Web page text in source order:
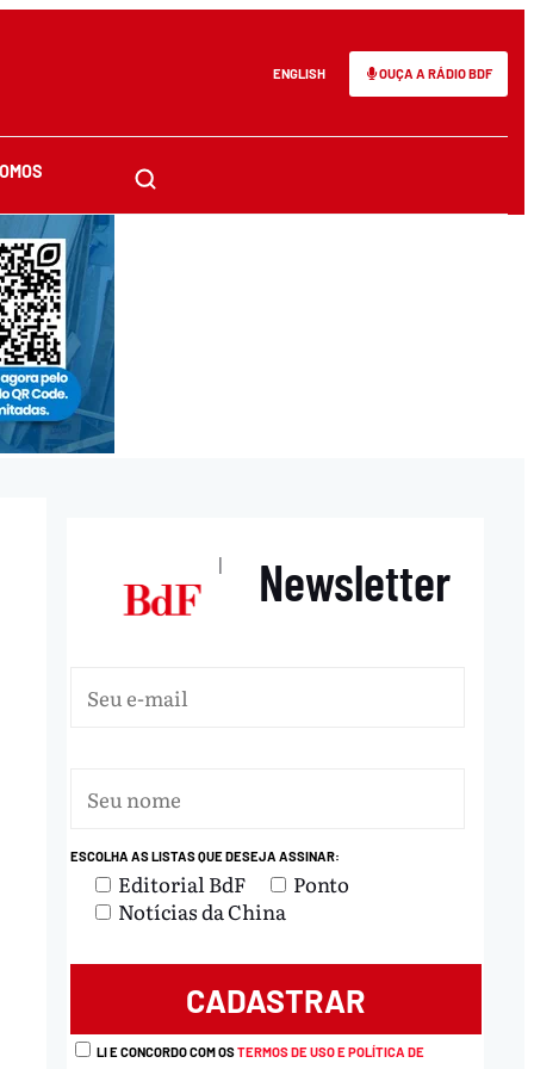
ENGLISH OUÇA A RÁDIO BDF
| Newsletter
ESCOLHA AS LISTAS QUE DESEJA ASSINAR:
Editorial BdF
Ponto
Notícias da China
LI E CONCORDO COM OSTERMOS DE USO E POLÍTICA DE